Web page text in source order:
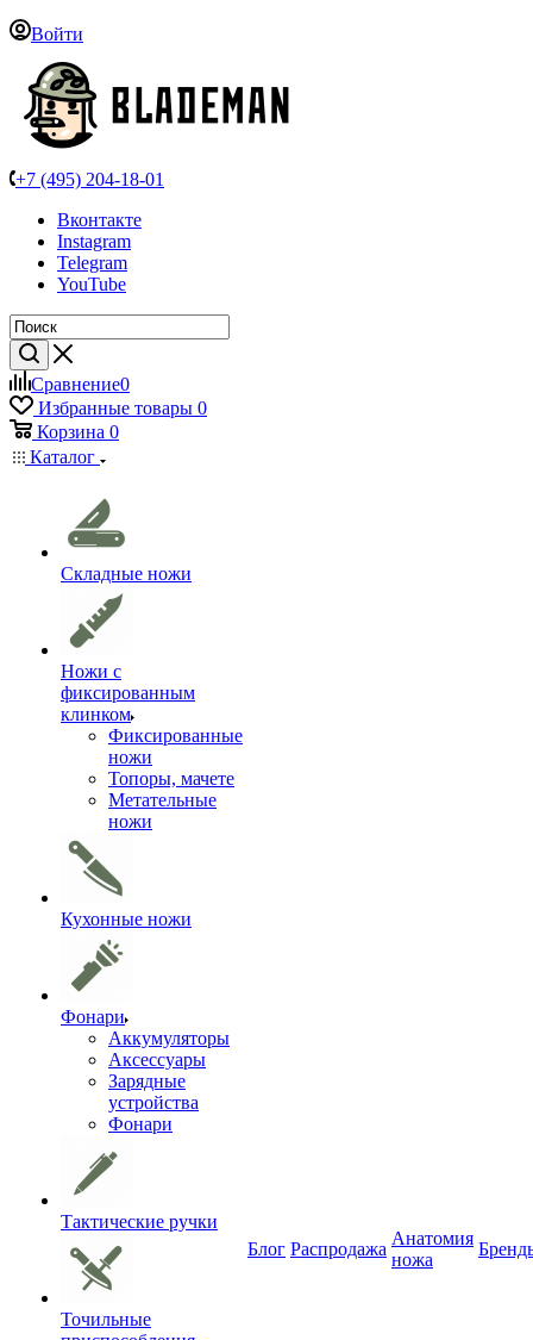
Войти
+7 (495) 204-18-01
Вконтакте
Instagram
Telegram
YouTube
Сравнение0
Избранные товары 0
Корзина 0
Каталог
Складные ножи
Ножи с
фиксированным
клинком
Фиксированные
ножи
Топоры, мачете
Метательные
ножи
Кухонные ножи
Фонари
Аккумуляторы
Аксессуары
Зарядные
устройства
Фонари
Тактические ручки
Точильные
Блог Распродажа
Анатомия
ножа